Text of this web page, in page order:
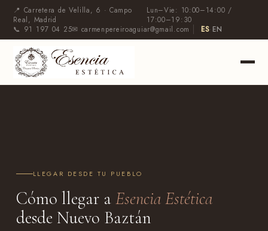
📍 Carretera de Velilla, 6 · Campo
Real, Madrid
Lun–Vie: 10:00–14:00 /
17:00–19:30
📞 91 197 04 25✉ carmenpereiroaguiar@gmail.com ES·EN
LLEGAR DESDE TU PUEBLO
Cómo llegar a Esencia Estética
desde Nuevo Baztán